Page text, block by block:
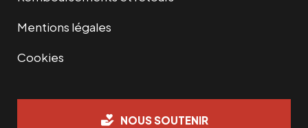
Mentions légales
Cookies
NOUS SOUTENIR